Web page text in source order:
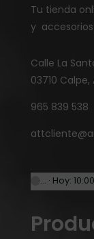
Tu tienda
y
Calle La
03710 Calpe,
965 839 538
… · Hoy: